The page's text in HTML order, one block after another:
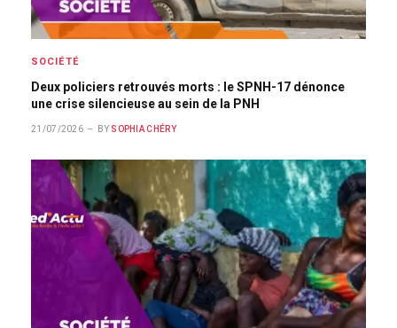
SOCIÉTÉ
Deux policiers retrouvés morts : le SPNH-17 dénonce
une crise silencieuse au sein de la PNH
21/07/2026 BY SOPHIA CHÉRY